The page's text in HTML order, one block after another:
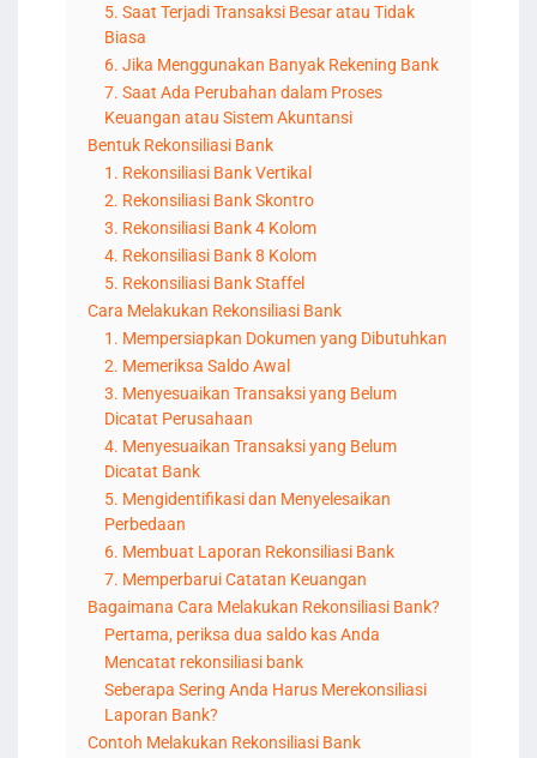
5. Saat Terjadi Transaksi Besar atau Tidak
Biasa
6. Jika Menggunakan Banyak Rekening Bank
7. Saat Ada Perubahan dalam Proses
Keuangan atau Sistem Akuntansi
Bentuk Rekonsiliasi Bank
1. Rekonsiliasi Bank Vertikal
2. Rekonsiliasi Bank Skontro
3. Rekonsiliasi Bank 4 Kolom
4. Rekonsiliasi Bank 8 Kolom
5. Rekonsiliasi Bank Staffel
Cara Melakukan Rekonsiliasi Bank
1. Mempersiapkan Dokumen yang Dibutuhkan
2. Memeriksa Saldo Awal
3. Menyesuaikan Transaksi yang Belum
Dicatat Perusahaan
4. Menyesuaikan Transaksi yang Belum
Dicatat Bank
5. Mengidentifikasi dan Menyelesaikan
Perbedaan
6. Membuat Laporan Rekonsiliasi Bank
7. Memperbarui Catatan Keuangan
Bagaimana Cara Melakukan Rekonsiliasi Bank?
Pertama, periksa dua saldo kas Anda
Mencatat rekonsiliasi bank
Seberapa Sering Anda Harus Merekonsiliasi
Laporan Bank?
Contoh Melakukan Rekonsiliasi Bank